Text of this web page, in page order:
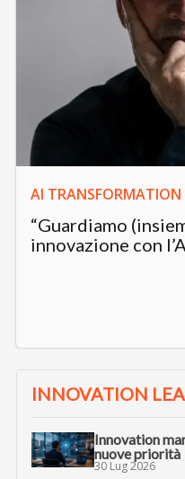
AI TRANSFORMATION
“Guardiamo
innovazione con
INNOVATION
Innovation
nuove priorità
30 Lug 2026